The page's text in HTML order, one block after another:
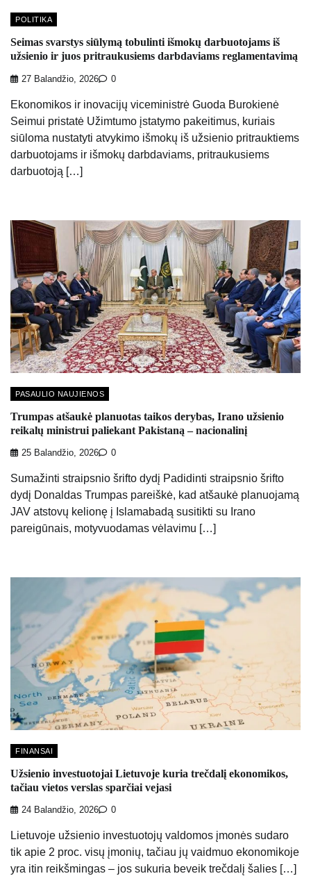
POLITIKA
Seimas svarstys siūlymą tobulinti išmokų darbuotojams iš
užsienio ir juos pritraukusiems darbdaviams reglamentavimą
27 Balandžio, 2026 0
Ekonomikos ir inovacijų viceministrė Guoda Burokienė
Seimui pristatė Užimtumo įstatymo pakeitimus, kuriais
siūloma nustatyti atvykimo išmokų iš užsienio pritrauktiems
darbuotojams ir išmokų darbdaviams, pritraukusiems
darbuotoją […]
PASAULIO NAUJIENOS
Trumpas atšaukė planuotas taikos derybas, Irano užsienio
reikalų ministrui paliekant Pakistaną – nacionalinį
25 Balandžio, 2026 0
Sumažinti straipsnio šrifto dydį Padidinti straipsnio šrifto
dydį Donaldas Trumpas pareiškė, kad atšaukė planuojamą
JAV atstovų kelionę į Islamabadą susitikti su Irano
pareigūnais, motyvuodamas vėlavimu […]
FINANSAI
Užsienio investuotojai Lietuvoje kuria trečdalį ekonomikos,
tačiau vietos verslas sparčiai vejasi
24 Balandžio, 2026 0
Lietuvoje užsienio investuotojų valdomos įmonės sudaro
tik apie 2 proc. visų įmonių, tačiau jų vaidmuo ekonomikoje
yra itin reikšmingas – jos sukuria beveik trečdalį šalies […]